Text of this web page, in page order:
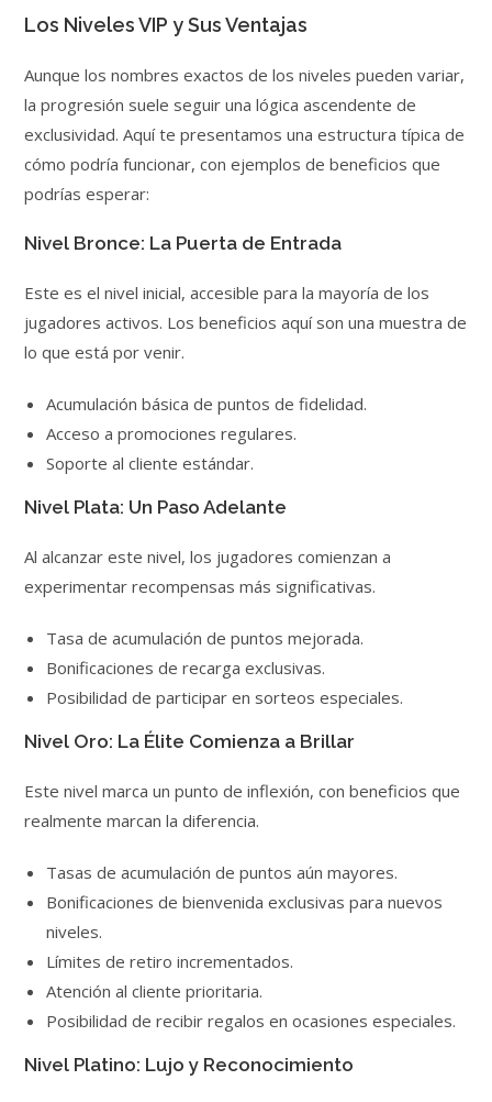
Los Niveles VIP y Sus Ventajas
Aunque los nombres exactos de los niveles pueden variar,
la progresión suele seguir una lógica ascendente de
exclusividad. Aquí te presentamos una estructura típica de
cómo podría funcionar, con ejemplos de beneficios que
podrías esperar:
Nivel Bronce: La Puerta de Entrada
Este es el nivel inicial, accesible para la mayoría de los
jugadores activos. Los beneficios aquí son una muestra de
lo que está por venir.
Acumulación básica de puntos de fidelidad.
Acceso a promociones regulares.
Soporte al cliente estándar.
Nivel Plata: Un Paso Adelante
Al alcanzar este nivel, los jugadores comienzan a
experimentar recompensas más significativas.
Tasa de acumulación de puntos mejorada.
Bonificaciones de recarga exclusivas.
Posibilidad de participar en sorteos especiales.
Nivel Oro: La Élite Comienza a Brillar
Este nivel marca un punto de inflexión, con beneficios que
realmente marcan la diferencia.
Tasas de acumulación de puntos aún mayores.
Bonificaciones de bienvenida exclusivas para nuevos
niveles.
Límites de retiro incrementados.
Atención al cliente prioritaria.
Posibilidad de recibir regalos en ocasiones especiales.
Nivel Platino: Lujo y Reconocimiento